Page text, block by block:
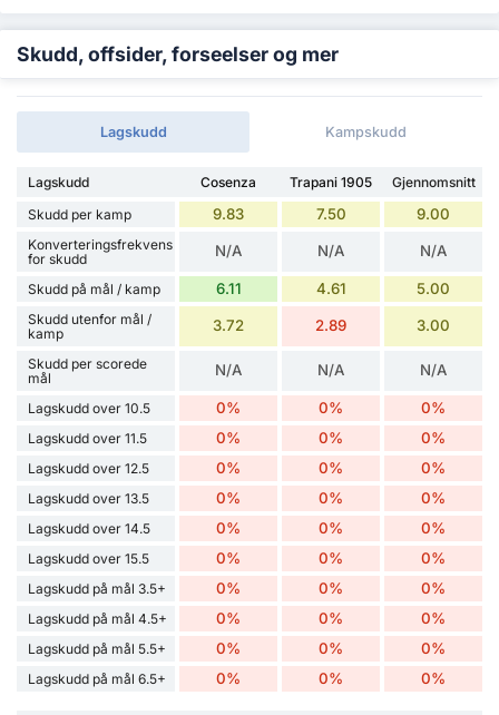
Skudd, offsider, forseelser og mer
Lagskudd Kampskudd
Lagskudd Cosenza Trapani 1905
Gjennomsnitt
Skudd per kamp
9.83 7.50 9.00
Konverteringsfrekvens
for skudd
N/A N/A N/A
Skudd på mål / kamp 6.11 4.61 5.00
Skudd utenfor mål /
kamp
3.72 2.89 3.00
Skudd per scorede
mål
N/A N/A N/A
Lagskudd over 10.5 0% 0% 0%
Lagskudd over 11.5 0% 0% 0%
Lagskudd over 12.5 0% 0% 0%
Lagskudd over 13.5 0% 0% 0%
Lagskudd over 14.5 0% 0% 0%
Lagskudd over 15.5 0% 0% 0%
Lagskudd på mål 3.5+ 0% 0% 0%
Lagskudd på mål 4.5+ 0% 0% 0%
Lagskudd på mål 5.5+ 0% 0% 0%
Lagskudd på mål 6.5+ 0% 0% 0%